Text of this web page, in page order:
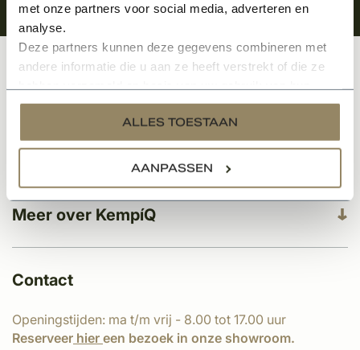
met onze partners voor social media, adverteren en
analyse.
Deze partners kunnen deze gegevens combineren met
andere informatie die u aan ze heeft verstrekt of die ze
services.
ALLES TOESTAAN
AANPASSEN
Meer over KempíQ
Klantenservice
Categorieën
Contact
Openingstijden: ma t/m vrij - 8.00 tot 17.00 uur
Reserveer hier een bezoek in onze showroom.